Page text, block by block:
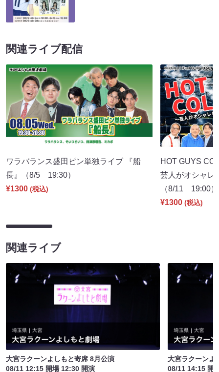
関連ライブ配信
ワラバランス盛田ピン単独ライブ 『船
長』（8/5 19:30）
¥1300 (税込)
HOT GUYS
芸人がオシャレ
（8/11 19:00）
¥1300 (税込)
関連ライブ
大宮ラクーンよしもと寄席 8月公演
08/11 12:15 開場 12:30 開演
大宮ラクーンよ
08/11 14:15 開